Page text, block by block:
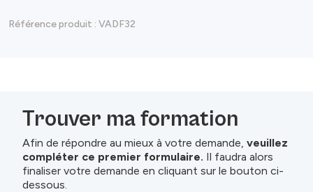
Référence produit : VADF32
Trouver ma formation
Afin de répondre au mieux à votre demande, veuillez
compléter ce premier formulaire. Il faudra alors
finaliser votre demande en cliquant sur le bouton ci-
dessous.